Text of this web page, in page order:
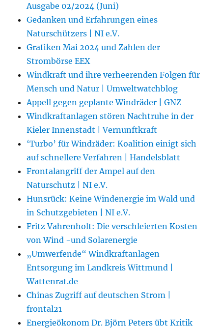
Ausgabe 02/2024 (Juni)
Gedanken und Erfahrungen eines
Naturschützers | NI e.V.
Grafiken Mai 2024 und Zahlen der
Strombörse EEX
Windkraft und ihre verheerenden Folgen für
Mensch und Natur | Umweltwatchblog
Appell gegen geplante Windräder | GNZ
Windkraftanlagen stören Nachtruhe in der
Kieler Innenstadt | Vernunftkraft
‘Turbo’ für Windräder: Koalition einigt sich
auf schnellere Verfahren | Handelsblatt
Frontalangriff der Ampel auf den
Naturschutz | NI e.V.
Hunsrück: Keine Windenergie im Wald und
in Schutzgebieten | NI e.V.
Fritz Vahrenholt: Die verschleierten Kosten
von Wind -und Solarenergie
„Umwerfende“ Windkraftanlagen-
Entsorgung im Landkreis Wittmund |
Wattenrat.de
Chinas Zugriff auf deutschen Strom |
frontal21
Energieökonom Dr. Björn Peters übt Kritik